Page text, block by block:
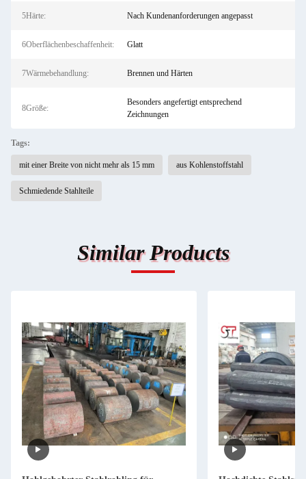
5Härte: Nach Kundenanforderungen angepasst
6Oberflächenbeschaffenheit: Glatt
7Wärmebehandlung: Brennen und Härten
8Größe:
Besonders angefertigt entsprechend
Zeichnungen
Tags:
mit einer Breite von nicht mehr als 15 mm aus Kohlenstoffstahl
Schmiedende Stahlteile
Similar Products